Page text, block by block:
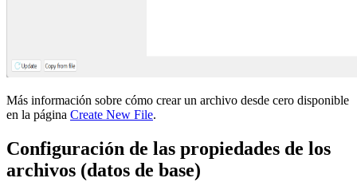
Más información sobre cómo crear un archivo desde cero disponible
en la página Create New File.
Configuración de las propiedades de los
archivos (datos de base)